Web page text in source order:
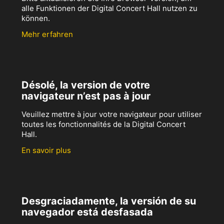
alle Funktionen der Digital Concert Hall nutzen zu
können.
Mehr erfahren
Désolé, la version de votre
navigateur n’est pas à jour
Veuillez mettre à jour votre navigateur pour utiliser
toutes les fonctionnalités de la Digital Concert
Hall.
En savoir plus
Desgraciadamente, la versión de su
navegador está desfasada